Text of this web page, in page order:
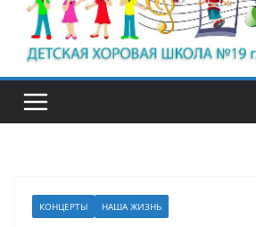
КОНЦЕРТЫ НАША ЖИЗНЬ